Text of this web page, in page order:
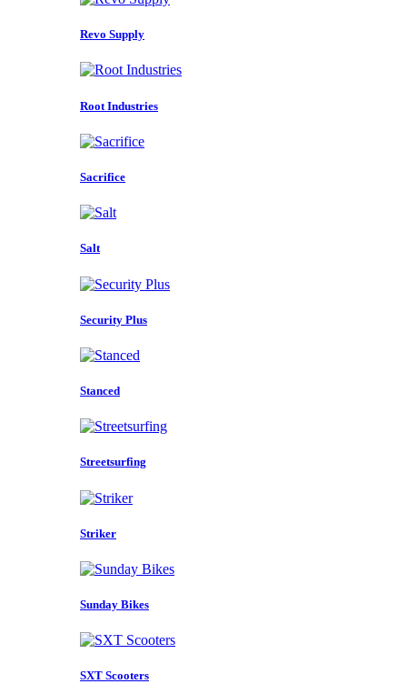
Revo Supply
Root Industries
Sacrifice
Salt
Security Plus
Stanced
Streetsurfing
Striker
Sunday Bikes
SXT Scooters